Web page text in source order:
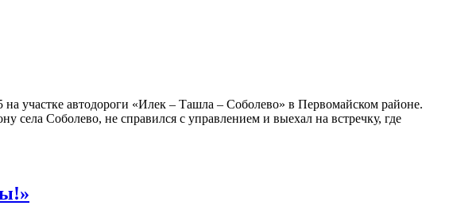
участке автодороги «Илек – Ташла – Соболево» в Первомайском районе.
Соболево, не справился с управлением и выехал на встречку, где